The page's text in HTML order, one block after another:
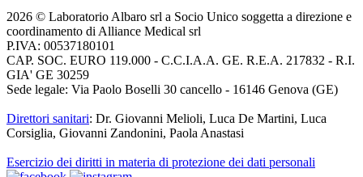
2026 © Laboratorio Albaro srl a Socio Unico soggetta a direzione e
coordinamento di Alliance Medical srl
P.IVA: 00537180101
CAP. SOC. EURO 119.000 - C.C.I.A.A. GE. R.E.A. 217832 - R.I.
GIA' GE 30259
Sede legale: Via Paolo Boselli 30 cancello - 16146 Genova (GE)
Direttori sanitari: Dr. Giovanni Melioli, Luca De Martini, Luca
Corsiglia, Giovanni Zandonini, Paola Anastasi
Esercizio dei diritti in materia di protezione dei dati personali